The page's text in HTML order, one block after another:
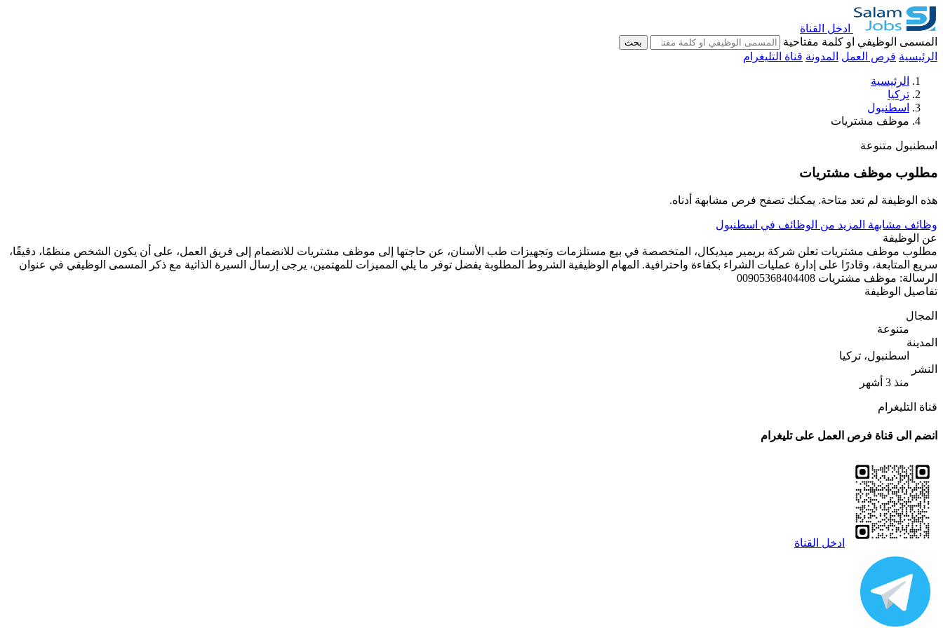
ادخل القناة
المسمى الوظيفي او كلمة مفتاحية
بحث
الرئيسية فرص العمل المدونة قناة التليغرام
الرئيسية
تركيا
اسطنبول
موظف مشتريات
اسطنبول متنوعة
مطلوب موظف مشتريات
هذه الوظيفة لم تعد متاحة. يمكنك تصفح فرص مشابهة أدناه.
وظائف مشابهة المزيد من الوظائف في اسطنبول
عن الوظيفة
مطلوب موظف مشتريات تعلن شركة بريمير ميديكال، المتخصصة في بيع مستلزمات وتجهيزات طب الأسنان، عن حاجتها إلى موظف مشتريات للانضمام إلى فريق العمل، على أن يكون الشخص منظمًا، دقيقًا،
سريع المتابعة، وقادرًا على إدارة عمليات الشراء بكفاءة واحترافية. المهام الوظيفية الشروط المطلوبة يفضل توفر ما يلي المميزات للمهتمين، يرجى إرسال السيرة الذاتية مع ذكر المسمى الوظيفي في عنوان
الرسالة: موظف مشتريات 00905368404408
تفاصيل الوظيفة
المجال
متنوعة
المدينة
اسطنبول، تركيا
النشر
منذ 3 أشهر
قناة التليغرام
انضم الى قناة فرص العمل على تليغرام
ادخل القناة